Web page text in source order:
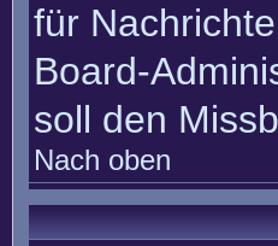
für
Board-
soll den
Nach oben